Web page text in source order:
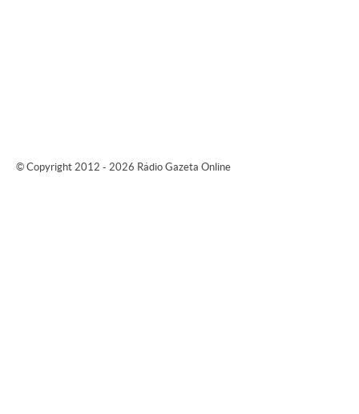
© Copyright 2012 - 2026 Rádio Gazeta Online